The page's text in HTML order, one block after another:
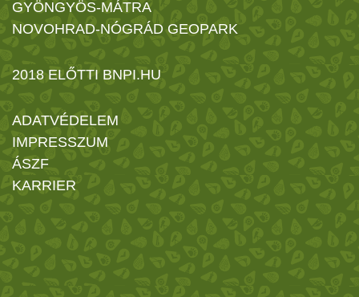
GYÖNGYÖS-MÁTRA
NOVOHRAD-NÓGRÁD GEOPARK
2018 ELŐTTI BNPI.HU
ADATVÉDELEM
IMPRESSZUM
ÁSZF
KARRIER